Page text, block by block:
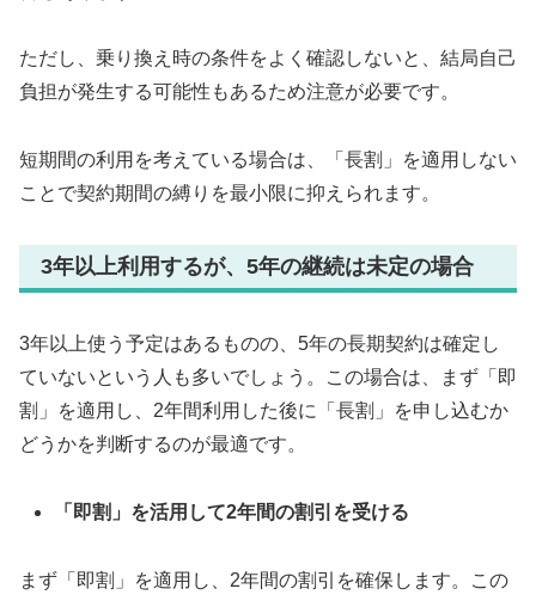
ただし、乗り換え時の条件をよく確認しないと、結局自己
負担が発生する可能性もあるため注意が必要です。
短期間の利用を考えている場合は、「長割」を適用しない
ことで契約期間の縛りを最小限に抑えられます。
3年以上利用するが、5年の継続は未定の場合
3年以上使う予定はあるものの、5年の長期契約は確定し
ていないという人も多いでしょう。この場合は、まず「即
割」を適用し、2年間利用した後に「長割」を申し込むか
どうかを判断するのが最適です。
「即割」を活用して2年間の割引を受ける
まず「即割」を適用し、2年間の割引を確保します。この